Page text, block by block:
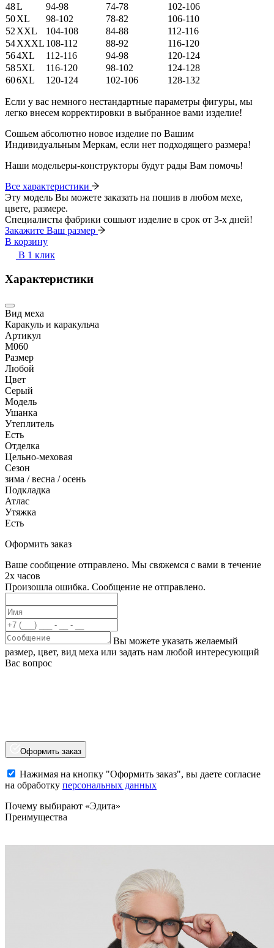
48L 94-98 74-78
102-106
50XL 98-102 78-82
106-110
52 XXL 104-108 84-88
112-116
54XXXL 108-112 88-92
116-120
564XL 112-116 94-98
120-124
585XL 116-120 98-102
124-128
606XL 120-124 102-106 128-132
Если у вас немного нестандартные параметры фигуры, мы
легко внесем корректировки в выбранное вами изделие!
Сошьем абсолютно новое изделие по Вашим
Индивидуальным Меркам, если нет подходящего размера!
Наши модельеры-конструкторы будут рады Вам помочь!
Все характеристики
Эту модель Вы можете заказать на пошив в любом мехе,
цвете, размере.
Специалисты фабрики сошьют изделие в срок от 3-х дней!
Закажите Ваш размер
В корзину
В 1 клик
Характеристики
Вид меха
Каракуль и каракульча
Артикул
M060
Размер
Любой
Цвет
Серый
Модель
Ушанка
Утеплитель
Есть
Отделка
Цельно-меховая
Сезон
зима / весна / осень
Подкладка
Атлас
Утяжка
Есть
Оформить заказ
Ваше сообщение отправлено. Мы свяжемся с вами в течение
2х часов
Произошла ошибка. Сообщение не отправлено.
Вы можете указать желаемый
размер, цвет, вид меха или задать нам любой интересующий
Вас вопрос
Оформить заказ
Нажимая на кнопку "Оформить заказ", вы даете согласие
на обработку персональных данных
Почему выбирают «Эдита»
Преимущества